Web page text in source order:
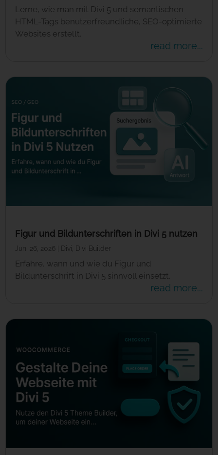
Lerne, wie man mit Divi 5 und semantischen
HTML-Tags benutzerfreundliche, SEO-optimierte
Websites erstellt.
read more...
Figur und Bildunterschriften in Divi 5 nutzen
Juni 26, 2026 Divi Divi Builder
Erfahre, wann und wie du Figur und
Bildunterschrift in Divi 5 sinnvoll einsetzt.
read more...